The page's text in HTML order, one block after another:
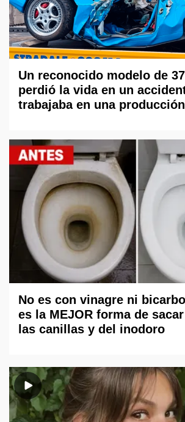
Un reconocido modelo de
perdió la vida en un
trabajaba en una producción
No es con vinagre ni
es la MEJOR forma de
las canillas y del inodoro